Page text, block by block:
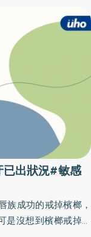
十三，混合性鼻炎
有非過敏性鼻炎。非
中又以血管運動型
師指出，血管運動
有鼻塞、流鼻水及
間愈來愈嚴重。也
濕度變化、香水或
特殊氣味、香煙、
力、情緒刺激、荷
乾燥的空氣會使原本
量避免誘發因素，
、避開特殊氣味與
度疲勞、緊張與失
動等等也會改善症
口服藥物。藥物種
出狀況#敏感
族成功的戒掉檳榔，
沒想到檳榔戒掉後